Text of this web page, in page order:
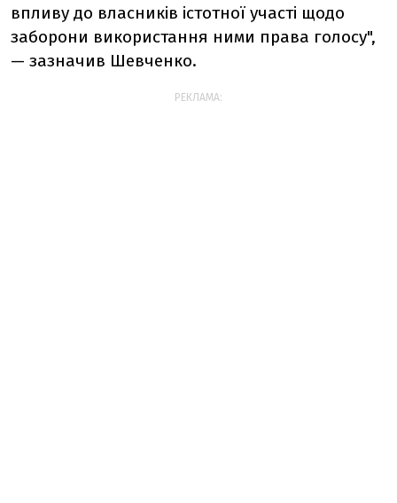
впливу до власників істотної участі щодо
заборони використання ними права голосу",
— зазначив Шевченко.
РЕКЛАМА: